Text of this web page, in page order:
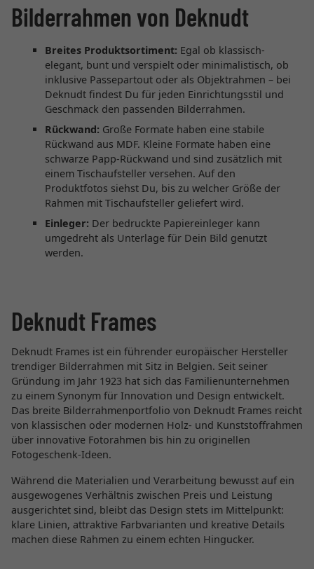
Bilderrahmen von Deknudt
Breites Produktsortiment: Egal ob klassisch-
elegant, bunt und verspielt oder minimalistisch, ob
inklusive Passepartout oder als Objektrahmen – bei
Deknudt findest Du für jeden Einrichtungsstil und
Geschmack den passenden Bilderrahmen.
Rückwand: Große Formate haben eine stabile
Rückwand aus MDF. Kleine Formate haben eine
schwarze Papp-Rückwand und sind zusätzlich mit
einem Tischaufsteller versehen. Auf den
Produktfotos siehst Du, bis zu welcher Größe der
Rahmen mit Tischaufsteller geliefert wird.
Einleger: Der bedruckte Papiereinleger kann
umgedreht als Unterlage für Dein Bild genutzt
werden.
Deknudt Frames
Deknudt Frames ist ein führender europäischer Hersteller
trendiger Bilderrahmen mit Sitz in Belgien. Seit seiner
Gründung im Jahr 1923 hat sich das Familienunternehmen
zu einem Synonym für Innovation und Design entwickelt.
Das breite Bilderrahmenportfolio von Deknudt Frames reicht
von klassischen oder modernen Holz- und Kunststoffrahmen
über innovative Fotorahmen bis hin zu originellen
Fotogeschenk-Ideen.
Während die Materialien und Verarbeitung bewusst auf ein
ausgewogenes Verhältnis zwischen Preis und Leistung
ausgerichtet sind, bleibt das Design stets im Mittelpunkt:
klare Linien, attraktive Farbvarianten und kreative Details
machen diese Rahmen zu einem echten Hingucker.